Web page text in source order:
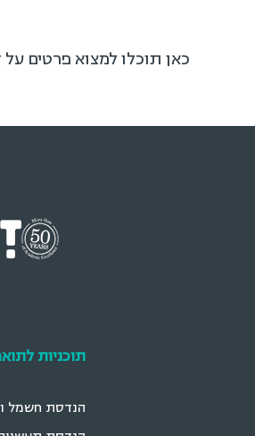
כאן תוכלו למצוא פרטים
תוכניות
הנדסת חשמל